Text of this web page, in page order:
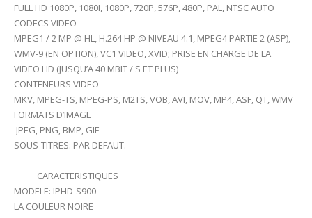
FULL HD 1080P, 1080I, 1080P, 720P, 576P, 480P, PAL, NTSC AUTO
CODECS VIDEO
MPEG1 / 2 MP @ HL, H.264 HP @ NIVEAU 4.1, MPEG4 PARTIE 2 (ASP),
WMV-9 (EN OPTION), VC1 VIDEO, XVID; PRISE EN CHARGE DE LA
VIDEO HD (JUSQU’A 40 MBIT / S ET PLUS)
CONTENEURS VIDEO
MKV, MPEG-TS, MPEG-PS, M2TS, VOB, AVI, MOV, MP4, ASF, QT, WMV
FORMATS D’IMAGE
JPEG, PNG, BMP, GIF
SOUS-TITRES: PAR DEFAUT.
CARACTERISTIQUES
MODELE: IPHD-S900
LA COULEUR NOIRE